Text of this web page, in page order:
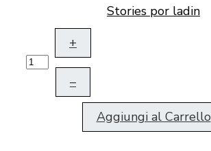
Stories por ladin
+
–
Aggiungi al Carrello